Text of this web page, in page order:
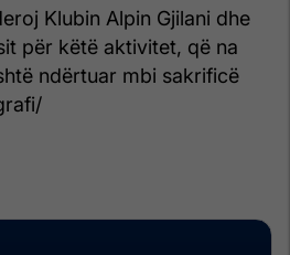
Klubin Alpin Gjilani dhe
për këtë aktivitet, që na
ndërtuar mbi sakrificë